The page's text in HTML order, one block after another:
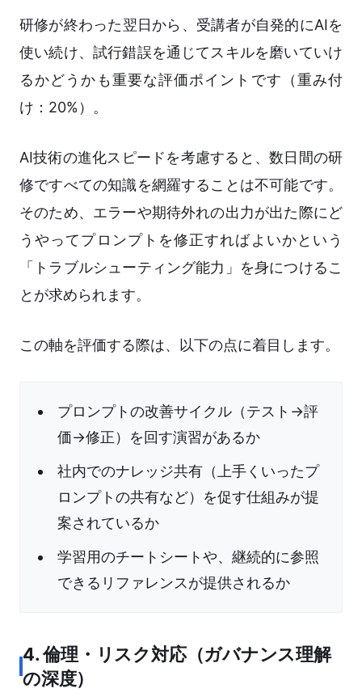
研修が終わった翌日から、受講者が自発的にAIを
使い続け、試行錯誤を通じてスキルを磨いていけ
るかどうかも重要な評価ポイントです（重み付
け：20%）。
AI技術の進化スピードを考慮すると、数日間の研
修ですべての知識を網羅することは不可能です。
そのため、エラーや期待外れの出力が出た際にど
うやってプロンプトを修正すればよいかという
「トラブルシューティング能力」を身につけるこ
とが求められます。
この軸を評価する際は、以下の点に着目します。
プロンプトの改善サイクル（テスト→評
価→修正）を回す演習があるか
社内でのナレッジ共有（上手くいったプ
ロンプトの共有など）を促す仕組みが提
案されているか
学習用のチートシートや、継続的に参照
できるリファレンスが提供されるか
4. 倫理・リスク対応（ガバナンス理解
の深度）